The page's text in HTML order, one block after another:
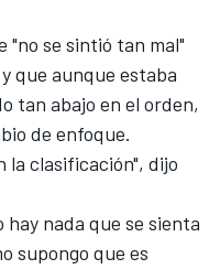
"no se sintió tan mal"
que aunque estaba
tan abajo en el orden,
de enfoque.
la clasificación", dijo
nada que se sienta
supongo que es